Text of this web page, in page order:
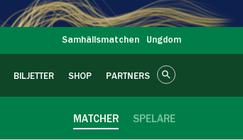
Samhällsmatchen Ungdom
BILJETTER SHOP PARTNERS
SPELARE
MATCHER